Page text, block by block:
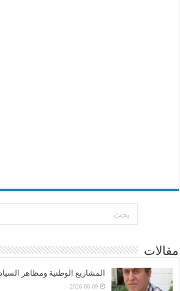
مقالات
المشاريع الوطنية ومظاهر
2026-08-09